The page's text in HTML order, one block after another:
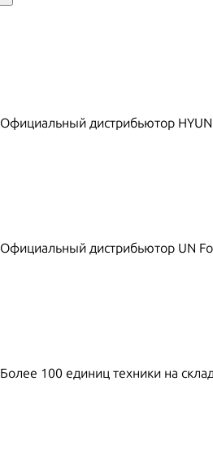
Официальный дистрибьютор
Официальный дистрибьютор UN
Более 100 единиц техники на